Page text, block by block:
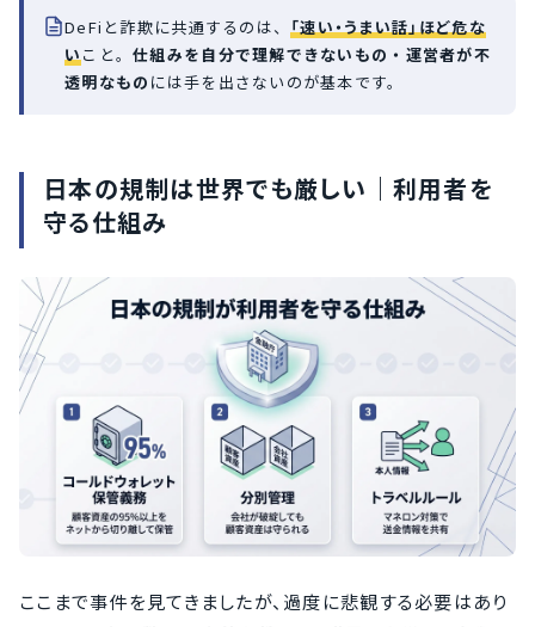
DeFiと詐欺に共通するのは、「速い・うまい話」ほど危な
いこと。仕組みを自分で理解できないもの・運営者が不
透明なもの には手を出さないのが基本です。
日本の規制は世界でも厳しい｜利用者を
守る仕組み
ここまで事件を見てきましたが、過度に悲観する必要はあり